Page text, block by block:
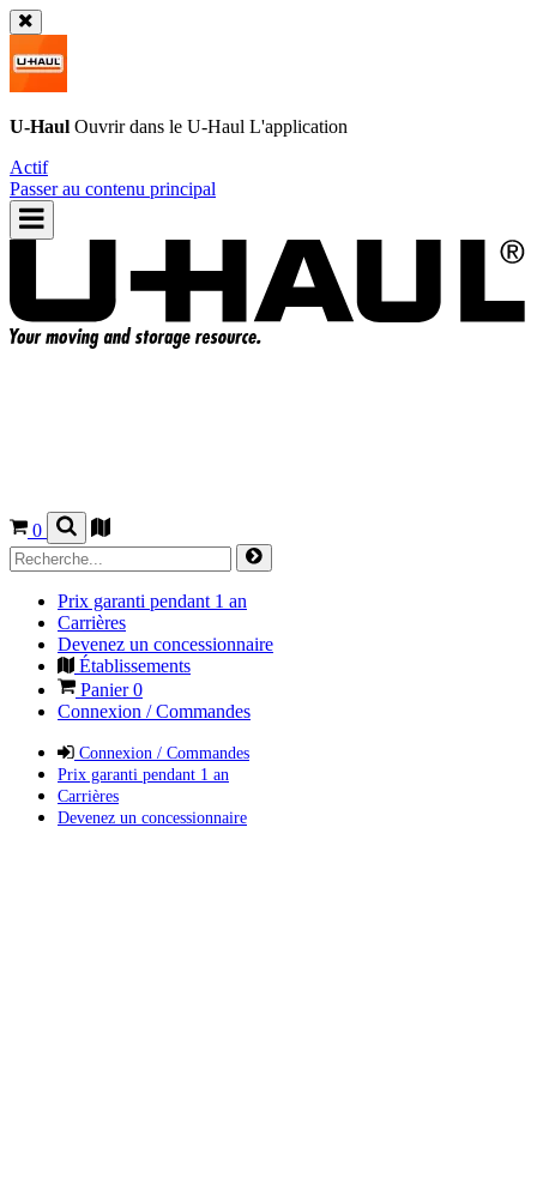
U-Haul Ouvrir dans le U-Haul L'application
Actif
Passer au contenu principal
0
Prix garanti pendant 1 an
Carrières
Devenez un concessionnaire
Établissements
Panier0
Connexion / Commandes
Connexion / Commandes
Prix garanti pendant 1 an
Carrières
Devenez un concessionnaire